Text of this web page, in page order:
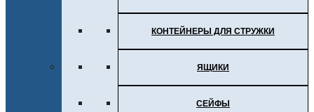
КОНТЕЙНЕРЫ ДЛЯ СТРУЖКИ
ЯЩИКИ
СЕЙФЫ